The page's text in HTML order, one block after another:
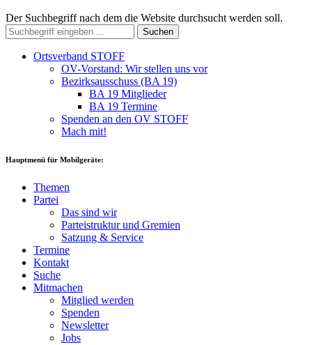
Der Suchbegriff nach dem die Website durchsucht werden soll.
Suchen
Ortsverband STOFF
OV-Vorstand: Wir stellen uns vor
Bezirksausschuss (BA 19)
BA 19 Mitglieder
BA 19 Termine
Spenden an den OV STOFF
Mach mit!
Hauptmenü für Mobilgeräte:
Themen
Partei
Das sind wir
Parteistruktur und Gremien
Satzung & Service
Termine
Kontakt
Suche
Mitmachen
Mitglied werden
Spenden
Newsletter
Jobs